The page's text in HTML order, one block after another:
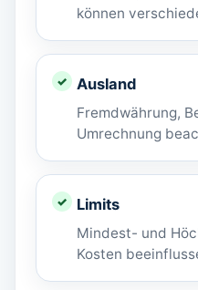
können
Ausland
Fremdwährung,
Umrechnung
Limits
Mindest- und
Kosten